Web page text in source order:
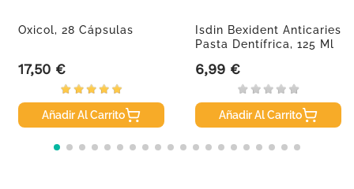
Oxicol, 28 Cápsulas
Precio
17,50 €
Añadir Al Carrito
Isdin Bexident Anticaries
Pasta Dentífrica, 125 Ml
Precio
6,99 €
Añadir Al Carrito